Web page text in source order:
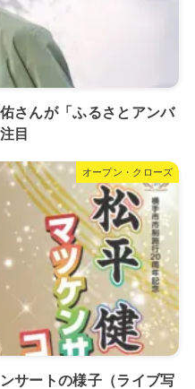
さんが「ふるさとアンバ
目
オープン・クローズ
サートの様子（ライブ写